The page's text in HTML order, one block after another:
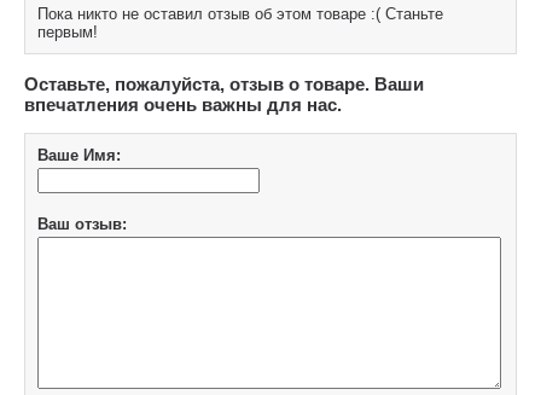
Пока никто не оставил отзыв об этом товаре :( Станьте
первым!
Оставьте, пожалуйста, отзыв о товаре. Ваши
впечатления очень важны для нас.
Ваше Имя:
Ваш отзыв: